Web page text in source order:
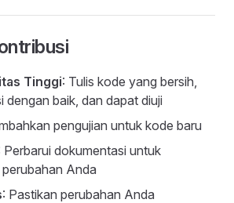
Tinggi: Tulis kode yang bersih,
dengan baik, dan dapat diuji
pengujian untuk kode baru
Perbarui dokumentasi untuk
Anda
: Pastikan perubahan Anda